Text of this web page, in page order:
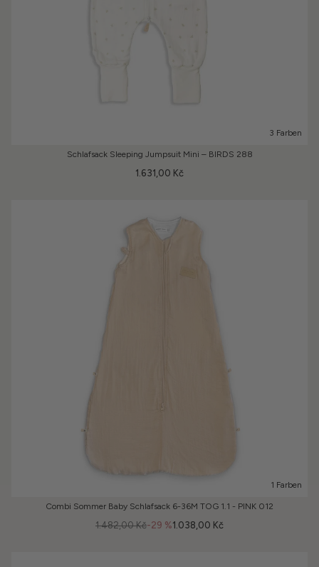
3 Farben
Schlafsack Sleeping Jumpsuit Mini – BIRDS 288
1.631,00 Kč
1 Farben
Combi Sommer Baby Schlafsack 6-36M TOG 1.1 - PINK 012
-29 %
1.482,00 Kč 1.038,00 Kč